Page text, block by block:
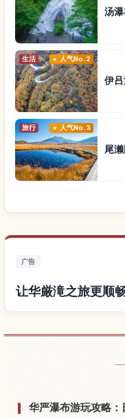
汤
生活 人气No.2
伊
旅行 人气No.3
尾
广告
让华厳滝之旅更顺
华严瀑布游玩攻略